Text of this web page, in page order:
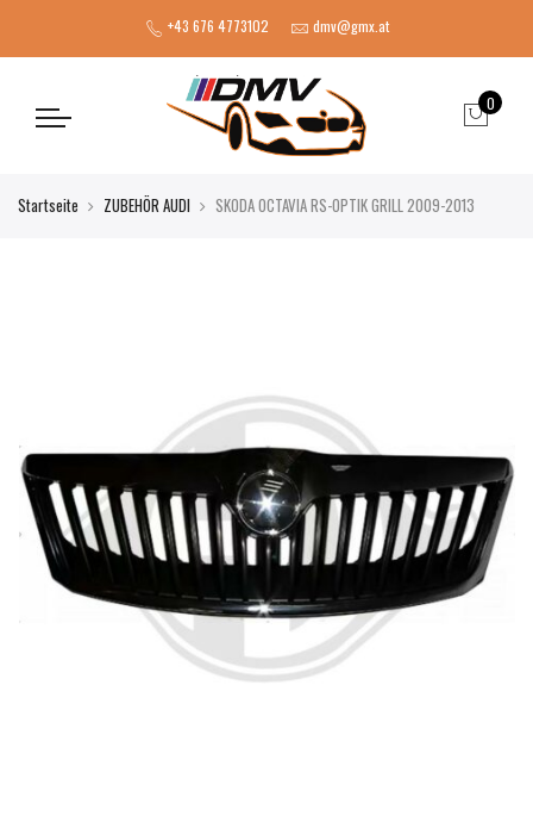
+43 676 4773102 dmv@gmx.at
0
Startseite ZUBEHÖR AUDI SKODA OCTAVIA RS-OPTIK GRILL 2009-2013